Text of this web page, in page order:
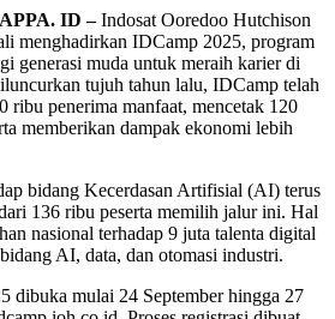
ID –Indosat Ooredoo Hutchison
menghadirkan IDCamp 2025, program
generasi muda untuk meraih karier di
tujuh tahun lalu, IDCamp telah
ribu penerima manfaat, mencetak 120
memberikan dampak ekonomi lebih
bidang Kecerdasan Artifisial (AI) terus
136 ribu peserta memilih jalur ini. Hal
nasional terhadap 9 juta talenta digital
AI, data, dan otomasi industri.
dibuka mulai 24 September hingga 27